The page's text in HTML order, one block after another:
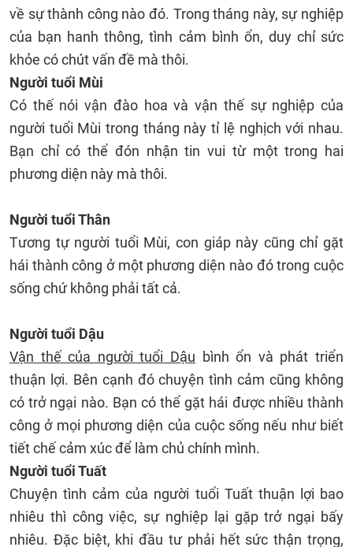
về sự thành công nào đó. Trong tháng này, sự nghiệp
của bạn hanh thông, tình cảm bình ổn, duy chỉ sức
khỏe có chút vấn đề mà thôi.
Người tuổi Mùi
Có thế nói vận đào hoa và vận thế sự nghiệp của
người tuổi Mùi trong tháng này tỉ lệ nghịch với nhau.
Bạn chỉ có thể đón nhận tin vui từ một trong hai
phương diện này mà thôi.
Người tuổi Thân
Tương tự người tuổi Mùi, con giáp này cũng chỉ gặt
hái thành công ở một phương diện nào đó trong cuộc
sống chứ không phải tất cả.
Người tuổi Dậu
Vận thế của người tuổi Dậu bình ổn và phát triển
thuận lợi. Bên cạnh đó chuyện tình cảm cũng không
có trở ngại nào. Bạn có thể gặt hái được nhiều thành
công ở mọi phương diện của cuộc sống nếu như biết
tiết chế cảm xúc để làm chủ chính mình.
Người tuổi Tuất
Chuyện tình cảm của người tuổi Tuất thuận lợi bao
nhiêu thì công việc, sự nghiệp lại gặp trở ngại bấy
nhiêu. Đặc biệt, khi đầu tư phải hết sức thận trọng,